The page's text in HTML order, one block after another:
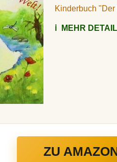
Kinderbuch
ℹ️ MEHR
ZU